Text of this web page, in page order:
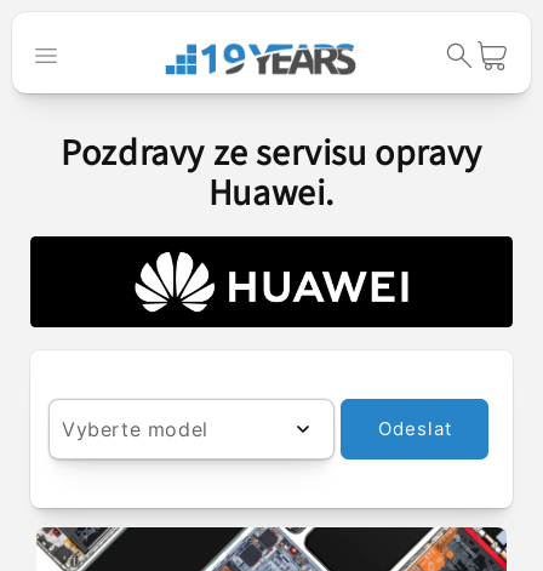
Přejít k
Košík
Pozdravy ze servisu opravy
Huawei.
Vyberte model Odeslat